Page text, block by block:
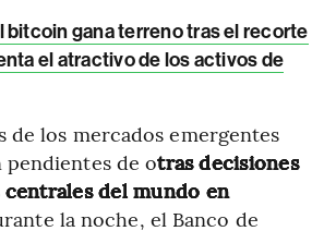
bitcoin gana terreno tras el recorte
el atractivo de los activos de
de los mercados emergentes
pendientes de otras decisiones
centrales del mundo en
la noche, el Banco de